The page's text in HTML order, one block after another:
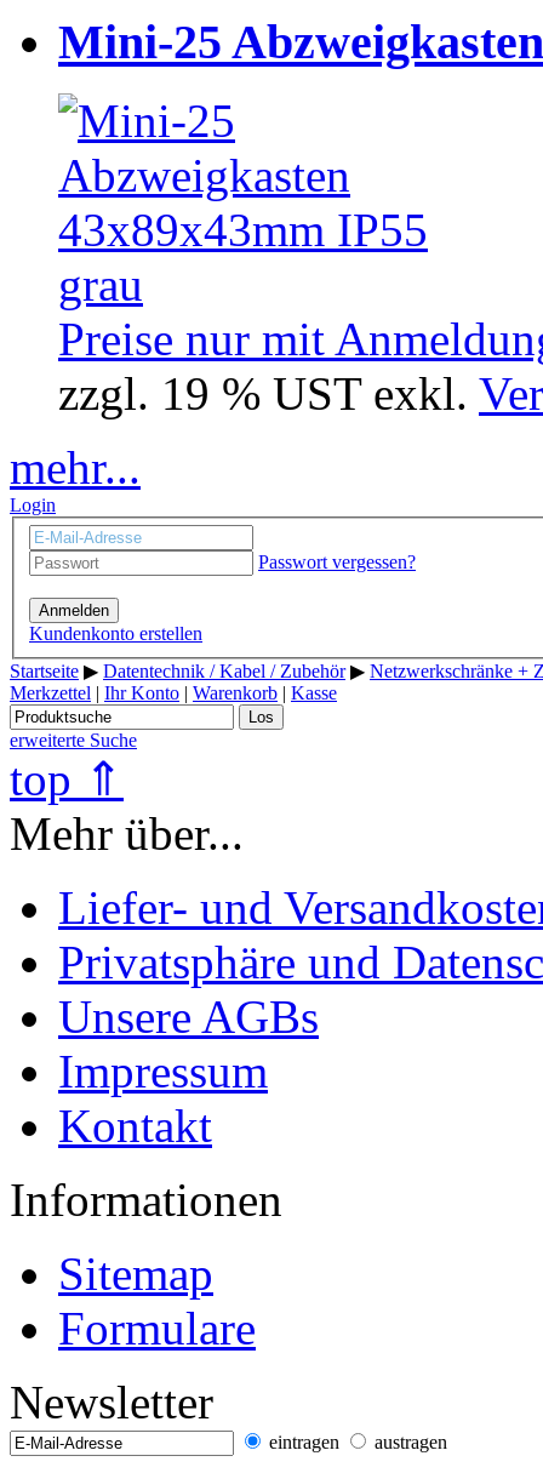
Mini-25
Preise nur mit
zzgl. 19 % UST exkl.
mehr...
Login
Passwort vergessen?
Anmelden
Kundenkonto erstellen
Startseite ▶ Datentechnik / Kabel / Zubehör▶ Netzwerkschränke +
Merkzettel
Ihr Konto Warenkorb Kasse
Los
erweiterte Suche
top ⇑
Mehr über...
Liefer- und
Privatsphäre und
Unsere AGBs
Impressum
Kontakt
Informationen
Sitemap
Formulare
Newsletter
eintragen austragen